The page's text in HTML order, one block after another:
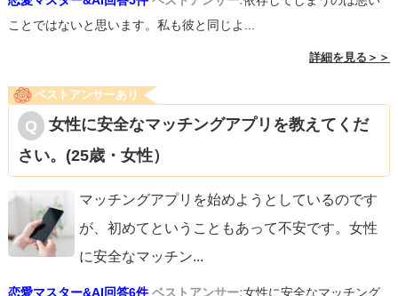
ことではないと思います。私も彼と同じよ...
詳細を見る＞＞
ベストアンサーあり
女性に安全なマッチングアプリを教えてくだ
さい。(25歳・女性）
マッチングアプリを始めようとしているのです
が、初めてということもあって不安です。女性
に安全なマッチン...
恋愛マスター&AI回答6件 ベストアンサー:女性に安全なマッチング